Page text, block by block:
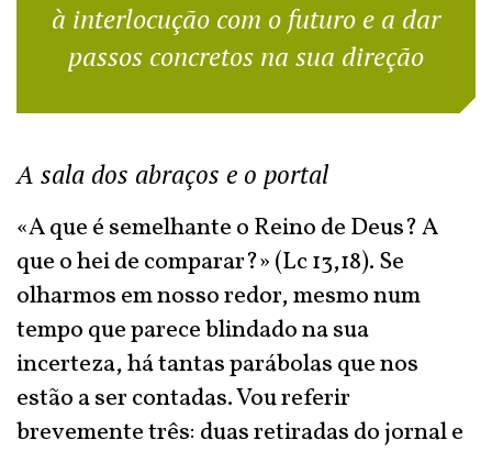
à interlocução com o futuro e a dar
passos concretos na sua direção
A sala dos abraços e o portal
«A que é semelhante o Reino de Deus? A
que o hei de comparar?» (Lc 13,18). Se
olharmos em nosso redor, mesmo num
tempo que parece blindado na sua
incerteza, há tantas parábolas que nos
estão a ser contadas. Vou referir
brevemente três: duas retiradas do jornal e